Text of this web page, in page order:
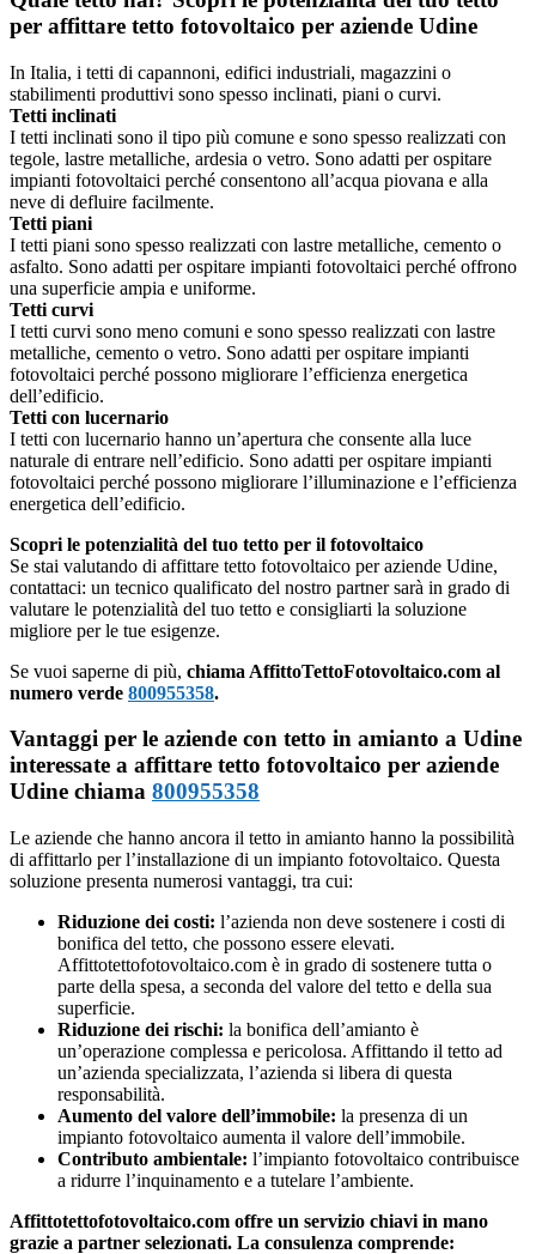
per affittare tetto fotovoltaico per aziende Udine
In Italia, i tetti di capannoni, edifici industriali, magazzini o
stabilimenti produttivi sono spesso inclinati, piani o curvi.
Tetti inclinati
I tetti inclinati sono il tipo più comune e sono spesso realizzati con
tegole, lastre metalliche, ardesia o vetro. Sono adatti per ospitare
impianti fotovoltaici perché consentono all’acqua piovana e alla
neve di defluire facilmente.
Tetti piani
I tetti piani sono spesso realizzati con lastre metalliche, cemento o
asfalto. Sono adatti per ospitare impianti fotovoltaici perché offrono
una superficie ampia e uniforme.
Tetti curvi
I tetti curvi sono meno comuni e sono spesso realizzati con lastre
metalliche, cemento o vetro. Sono adatti per ospitare impianti
fotovoltaici perché possono migliorare l’efficienza energetica
dell’edificio.
Tetti con lucernario
I tetti con lucernario hanno un’apertura che consente alla luce
naturale di entrare nell’edificio. Sono adatti per ospitare impianti
fotovoltaici perché possono migliorare l’illuminazione e l’efficienza
energetica dell’edificio.
Scopri le potenzialità del tuo tetto per il fotovoltaico
Se stai valutando di affittare tetto fotovoltaico per aziende Udine,
contattaci: un tecnico qualificato del nostro partner sarà in grado di
valutare le potenzialità del tuo tetto e consigliarti la soluzione
migliore per le tue esigenze.
Se vuoi saperne di più, chiama AffittoTettoFotovoltaico.com al
numero verde 800955358.
Vantaggi per le aziende con tetto in amianto a Udine
interessate a affittare tetto fotovoltaico per aziende
Udine chiama 800955358
Le aziende che hanno ancora il tetto in amianto hanno la possibilità
di affittarlo per l’installazione di un impianto fotovoltaico. Questa
soluzione presenta numerosi vantaggi, tra cui:
Riduzione dei costi: l’azienda non deve sostenere i costi di
bonifica del tetto, che possono essere elevati.
Affittotettofotovoltaico.com è in grado di sostenere tutta o
parte della spesa, a seconda del valore del tetto e della sua
superficie.
Riduzione dei rischi: la bonifica dell’amianto è
un’operazione complessa e pericolosa. Affittando il tetto ad
un’azienda specializzata, l’azienda si libera di questa
responsabilità.
Aumento del valore dell’immobile: la presenza di un
impianto fotovoltaico aumenta il valore dell’immobile.
Contributo ambientale: l’impianto fotovoltaico contribuisce
a ridurre l’inquinamento e a tutelare l’ambiente.
Affittotettofotovoltaico.com offre un servizio chiavi in mano
grazie a partner selezionati. La consulenza comprende: